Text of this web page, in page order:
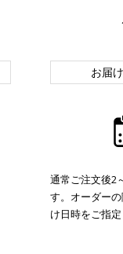
お届
通常ご注文後2
す。オーダー
け日時をご指定